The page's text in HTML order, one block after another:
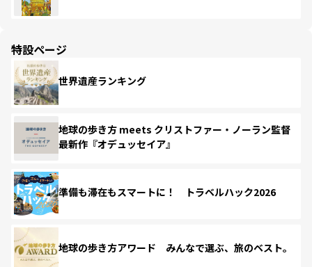
特設ページ
世界遺産ランキング
地球の歩き方 meets クリストファー・ノーラン監督
最新作『オデュッセイア』
準備も滞在もスマートに！ トラベルハック2026
地球の歩き方アワード みんなで選ぶ、旅のベスト。